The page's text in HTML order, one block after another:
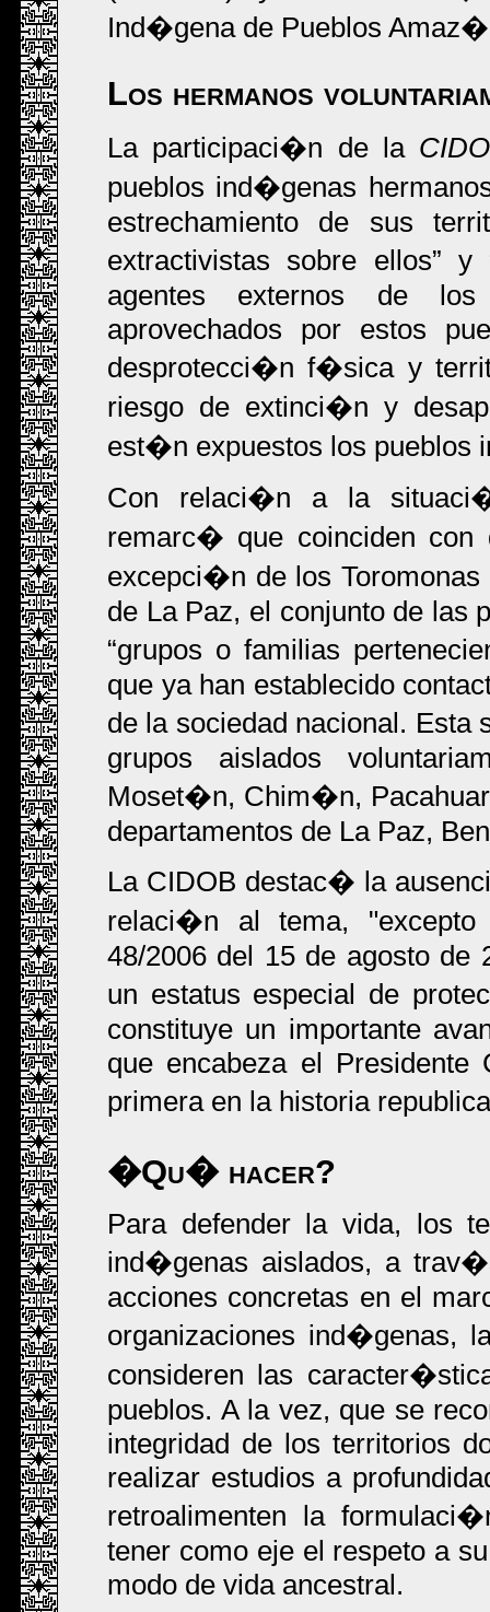
Ind�gena de Pueblos
Los hermanos
La participaci�n de la
pueblos ind�genas
estrechamiento de sus
extractivistas sobre ellos
y
agentes externos de los
aprovechados por estos
desprotecci�n f�sica y
riesgo de extinci�n y
est�n expuestos los pueblos
Con relaci�n a la
remarc� que coinciden
excepci�n de los
de La Paz, el conjunto de las
grupos o familias
que ya han establecido
de la sociedad nacional.
grupos aislados
Moset�n, Chim�n,
departamentos de La Paz,
La CIDOB destac� la
relaci�n al tema,
48/2006 del 15 de agosto de
un estatus especial de
constituye un importante
que encabeza el
primera en la historia
�Qu� hacer?
Para defender la vida, los
ind�genas aislados, a
acciones concretas en el
organizaciones ind�genas,
consideren las
pueblos. A la vez, que se
integridad de los territorios
realizar estudios a
retroalimenten la
tener como eje el respeto a
modo de vida ancestral.